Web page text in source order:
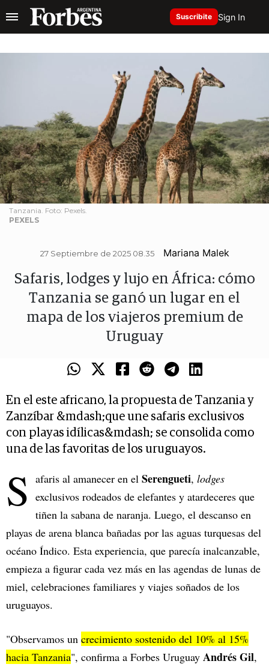
Suscribite Sign In
Tanzania. Foto: Pexels.
PEXELS
27 Septiembre de 2025 08.35 Mariana Malek
Safaris, lodges y lujo en África: cómo
Tanzania se ganó un lugar en el
mapa de los viajeros premium de
Uruguay
En el este africano, la propuesta de Tanzania y
Zanzíbar &mdash;que une safaris exclusivos
con playas idílicas&mdash; se consolida como
una de las favoritas de los uruguayos.
S afaris al amanecer en el Serengueti, lodges
exclusivos rodeados de elefantes y atardeceres que
tiñen la sabana de naranja. Luego, el descanso en
playas de arena blanca bañadas por las aguas turquesas del
océano Índico. Esta experiencia, que parecía inalcanzable,
empieza a figurar cada vez más en las agendas de lunas de
miel, celebraciones familiares y viajes soñados de los
uruguayos.
"Observamos un crecimiento sostenido del 10% al 15%
hacia Tanzania", confirma a Forbes Uruguay Andrés Gil,